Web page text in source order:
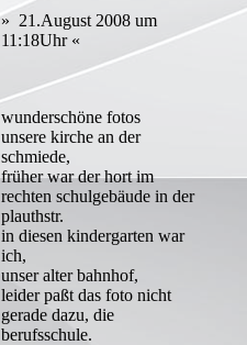
» 21.August 2008 um
11:18Uhr «
wunderschöne fotos
unsere kirche an der
schmiede,
früher war der hort im
rechten schulgebäude in der
plauthstr.
in diesen kindergarten war
ich,
unser alter bahnhof,
leider paßt das foto nicht
gerade dazu, die
berufsschule.